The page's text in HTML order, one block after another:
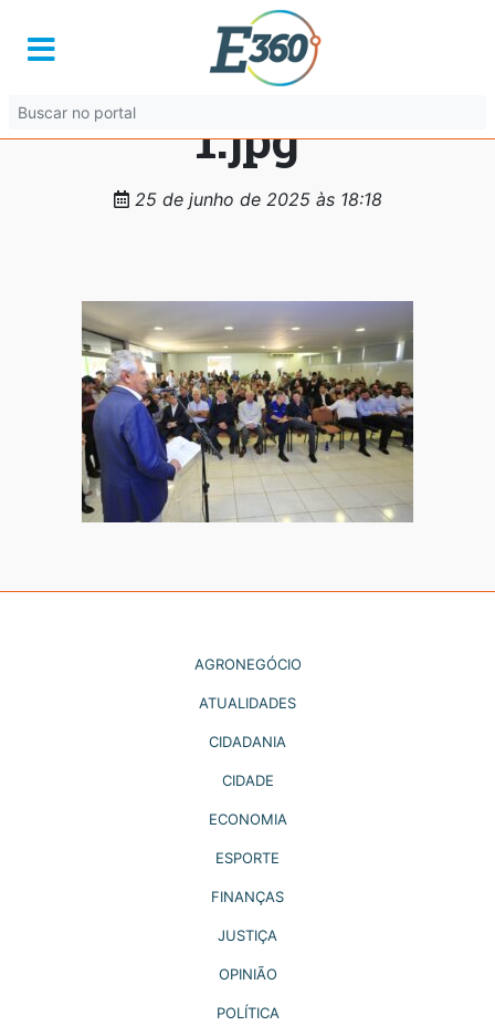
14371543-1419-46e3-
b62a-f1c4a2011d35-
1.jpg
25 de junho de 2025 às 18:18
AGRONEGÓCIO
ATUALIDADES
CIDADANIA
CIDADE
ECONOMIA
ESPORTE
FINANÇAS
JUSTIÇA
OPINIÃO
POLÍTICA